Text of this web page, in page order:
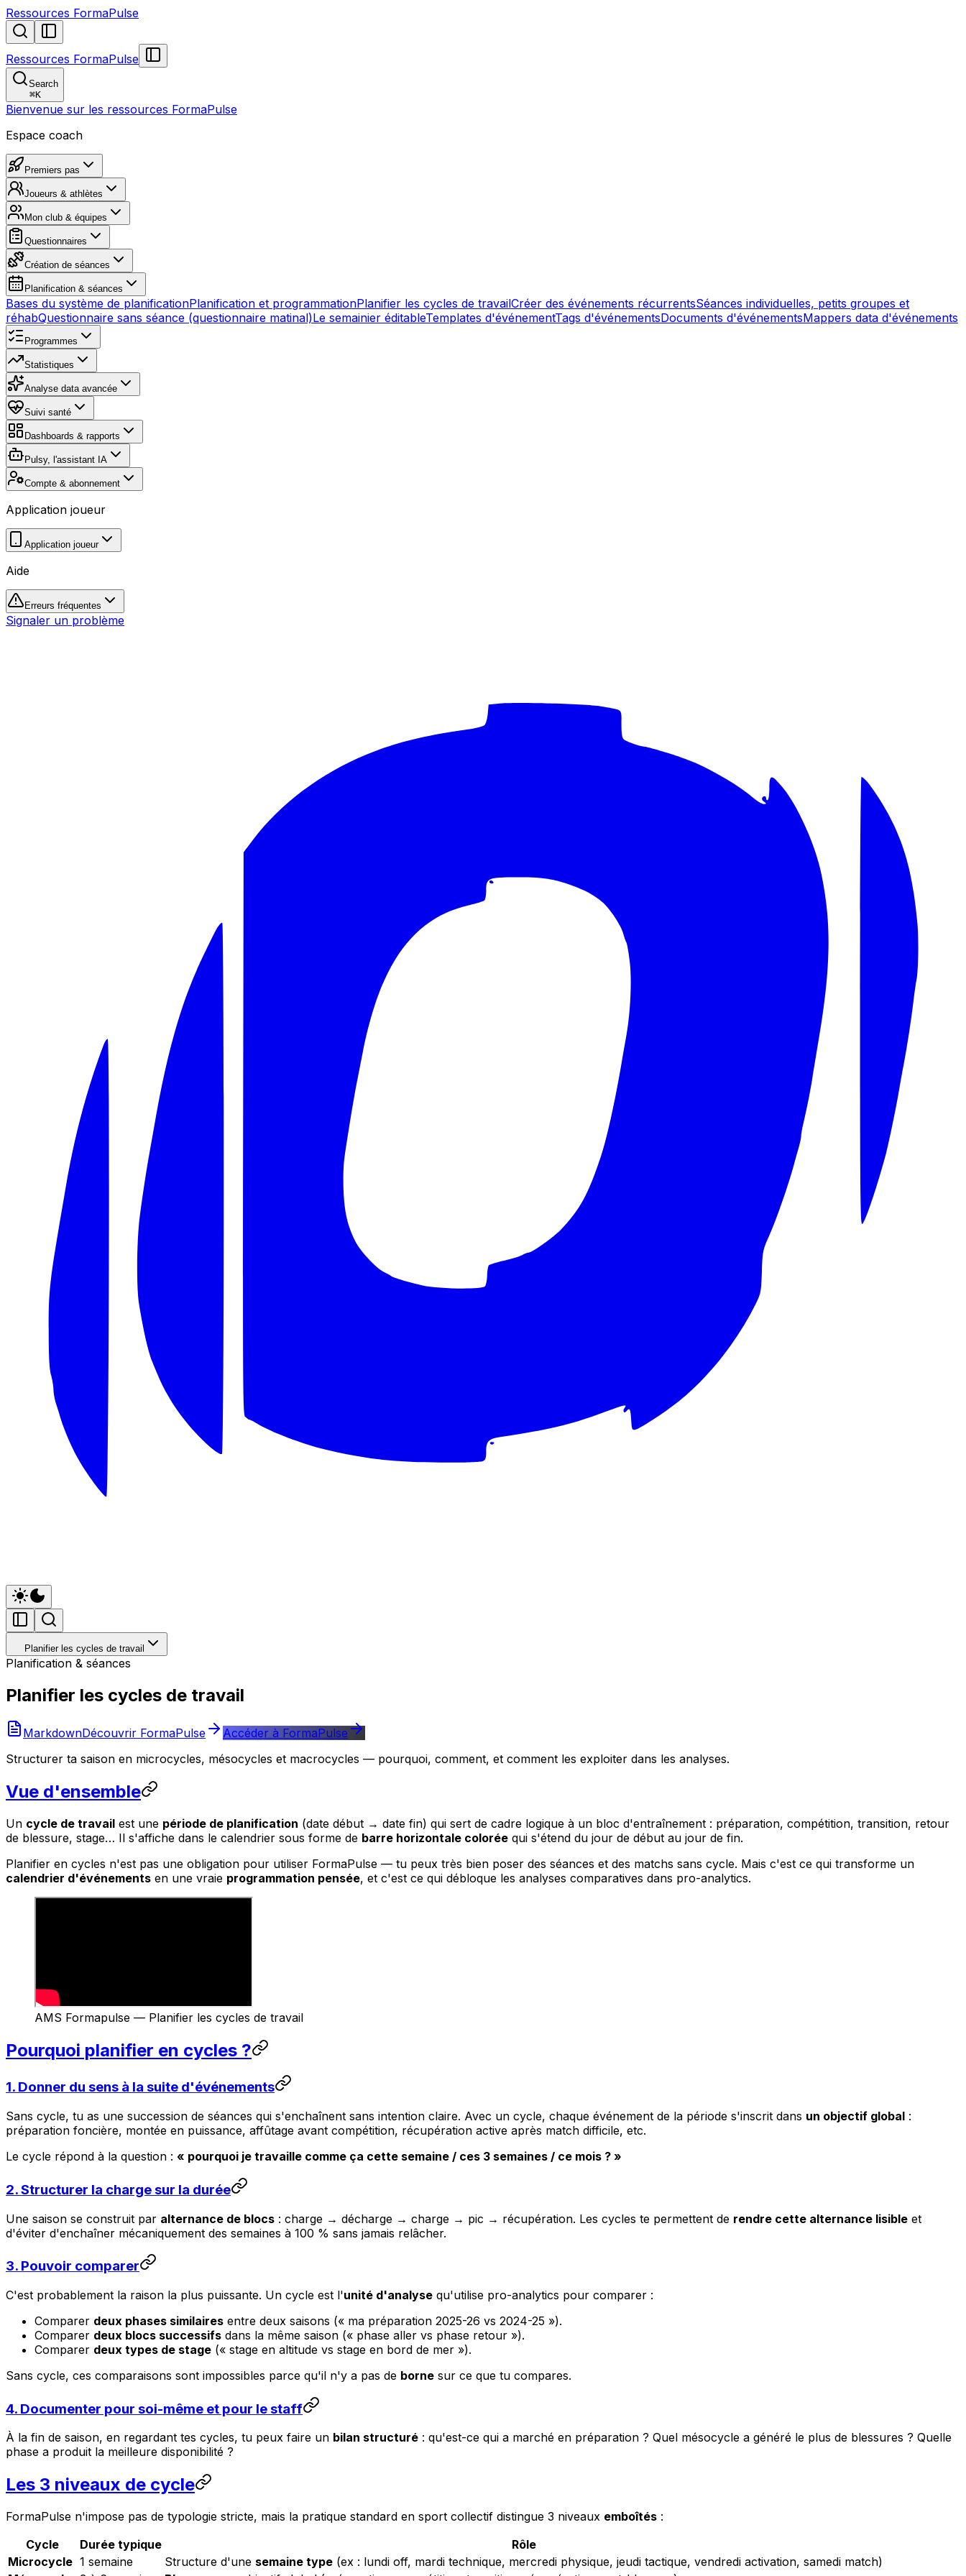
Ressources FormaPulse
Ressources FormaPulse
Search
⌘K
Bienvenue sur les ressources FormaPulse
Espace coach
Premiers pas
Joueurs & athlètes
Mon club & équipes
Questionnaires
Création de séances
Planification & séances
Bases du système de planificationPlanification et programmationPlanifier les cycles de travailCréer des événements récurrentsSéances individuelles, petits groupes et
réhabQuestionnaire sans séance (questionnaire matinal)Le semainier éditableTemplates d'événementTags d'événementsDocuments d'événementsMappers data d'événements
Programmes
Statistiques
Analyse data avancée
Suivi santé
Dashboards & rapports
Pulsy, l'assistant IA
Compte & abonnement
Application joueur
Application joueur
Aide
Erreurs fréquentes
Signaler un problème
Planifier les cycles de travail
Planification & séances
Planifier les cycles de travail
MarkdownDécouvrir FormaPulse
Accéder à FormaPulse
Structurer ta saison en microcycles, mésocycles et macrocycles — pourquoi, comment, et comment les exploiter dans les analyses.
Vue d'ensemble
Un cycle de travail est une période de planification (date début → date fin) qui sert de cadre logique à un bloc d'entraînement : préparation, compétition, transition, retour
de blessure, stage… Il s'affiche dans le calendrier sous forme de barre horizontale colorée qui s'étend du jour de début au jour de fin.
Planifier en cycles n'est pas une obligation pour utiliser FormaPulse — tu peux très bien poser des séances et des matchs sans cycle. Mais c'est ce qui transforme un
calendrier d'événements en une vraie programmation pensée, et c'est ce qui débloque les analyses comparatives dans pro-analytics.
AMS Formapulse — Planifier les cycles de travail
Pourquoi planifier en cycles ?
1. Donner du sens à la suite d'événements
Sans cycle, tu as une succession de séances qui s'enchaînent sans intention claire. Avec un cycle, chaque événement de la période s'inscrit dans un objectif global :
préparation foncière, montée en puissance, affûtage avant compétition, récupération active après match difficile, etc.
Le cycle répond à la question : « pourquoi je travaille comme ça cette semaine / ces 3 semaines / ce mois ? »
2. Structurer la charge sur la durée
Une saison se construit par alternance de blocs : charge → décharge → charge → pic → récupération. Les cycles te permettent de rendre cette alternance lisible et
d'éviter d'enchaîner mécaniquement des semaines à 100 % sans jamais relâcher.
3. Pouvoir comparer
C'est probablement la raison la plus puissante. Un cycle est l'unité d'analyse qu'utilise pro-analytics pour comparer :
Comparer deux phases similaires entre deux saisons (« ma préparation 2025-26 vs 2024-25 »).
Comparer deux blocs successifs dans la même saison (« phase aller vs phase retour »).
Comparer deux types de stage (« stage en altitude vs stage en bord de mer »).
Sans cycle, ces comparaisons sont impossibles parce qu'il n'y a pas de borne sur ce que tu compares.
4. Documenter pour soi-même et pour le staff
À la fin de saison, en regardant tes cycles, tu peux faire un bilan structuré : qu'est-ce qui a marché en préparation ? Quel mésocycle a généré le plus de blessures ? Quelle
phase a produit la meilleure disponibilité ?
Les 3 niveaux de cycle
FormaPulse n'impose pas de typologie stricte, mais la pratique standard en sport collectif distingue 3 niveaux emboîtés :
Cycle
Durée typique
Rôle
Microcycle 1 semaine Structure d'une semaine type (ex : lundi off, mardi technique, mercredi physique, jeudi tactique, vendredi activation, samedi match)